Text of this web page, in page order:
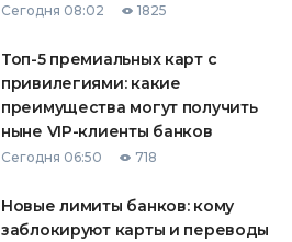
Сегодня 08:02 1825
Топ-5 премиальных карт с
привилегиями: какие
преимущества могут получить
ныне VIP-клиенты банков
Сегодня 06:50 718
Новые лимиты банков: кому
заблокируют карты и переводы